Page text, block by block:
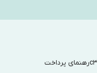
رهنمای پرداخت